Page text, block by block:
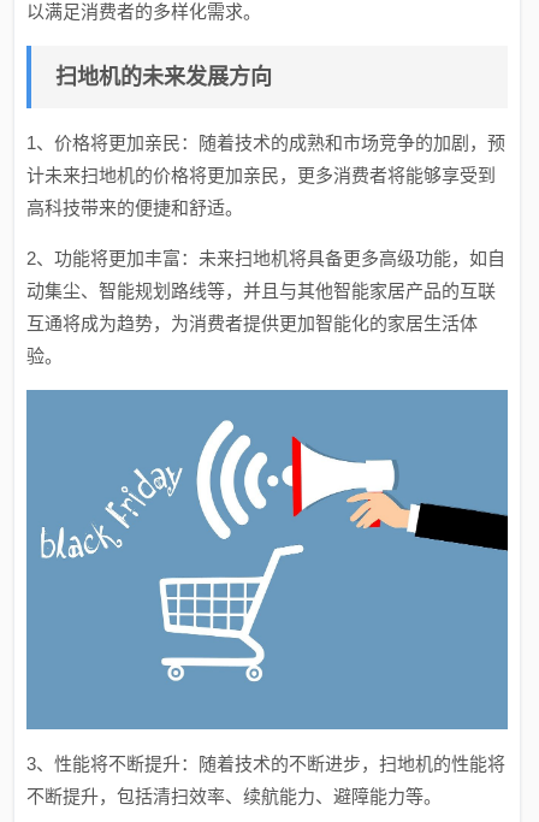
以满足消费者的多样化需求。
扫地机的未来发展方向
1、价格将更加亲民：随着技术的成熟和市场竞争的加剧，预
计未来扫地机的价格将更加亲民，更多消费者将能够享受到
高科技带来的便捷和舒适。
2、功能将更加丰富：未来扫地机将具备更多高级功能，如自
动集尘、智能规划路线等，并且与其他智能家居产品的互联
互通将成为趋势，为消费者提供更加智能化的家居生活体
验。
3、性能将不断提升：随着技术的不断进步，扫地机的性能将
不断提升，包括清扫效率、续航能力、避障能力等。